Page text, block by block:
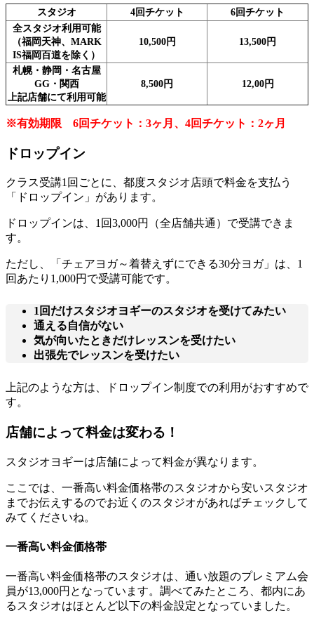
スタジオ 4回チケット
6回チケット
全スタジオ利用可能
（福岡天神、MARK
IS福岡百道を除く）
10,500円 13,500円
札幌・静岡・名古屋
GG・関西
上記店舗にて利用可能
8,500円 12,00円
※有効期限 6回チケット：3ヶ月、4回チケット：2ヶ月
ドロップイン
クラス受講1回ごとに、都度スタジオ店頭で料金を支払う
「ドロップイン」 があります。
ドロップインは、 1回3,000円（全店舗共通）で受講できま
す。
ただし、
「チェアヨガ～着替えずにできる30分ヨガ」は、1
回あたり1,000円で受講可能です。
1回だけスタジオヨギーのスタジオを受けてみたい
通える自信がない
気が向いたときだけレッスンを受けたい
出張先でレッスンを受けたい
上記のような方は、ドロップイン制度での利用がおすすめで
す。
店舗によって料金は変わる！
スタジオヨギーは店舗によって料金が異なります。
ここでは、一番高い料金価格帯のスタジオから安いスタジオ
までお伝えするのでお近くのスタジオがあればチェックして
みてくださいね。
一番高い料金価格帯
一番高い料金価格帯のスタジオは、通い放題のプレミアム会
員が13,000円となっています。調べてみたところ、都内にあ
るスタジオはほとんど以下の料金設定となっていました。